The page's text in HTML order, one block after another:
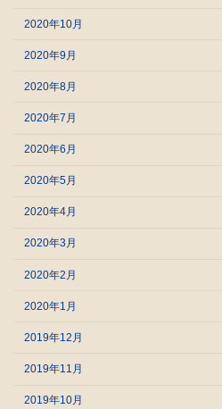
2020年10月
2020年9月
2020年8月
2020年7月
2020年6月
2020年5月
2020年4月
2020年3月
2020年2月
2020年1月
2019年12月
2019年11月
2019年10月